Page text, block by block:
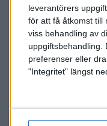
leverantörers
för att få åtkomst till
viss behandling av
uppgiftsbehandling.
preferenser eller
"Integritet" längst
73
74
75
Sven
77